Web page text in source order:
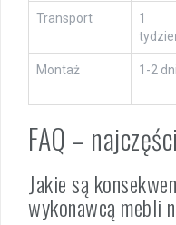
Transport
1
Montaż 1-2 dni
FAQ –
Jakie są
wykonawcą mebli